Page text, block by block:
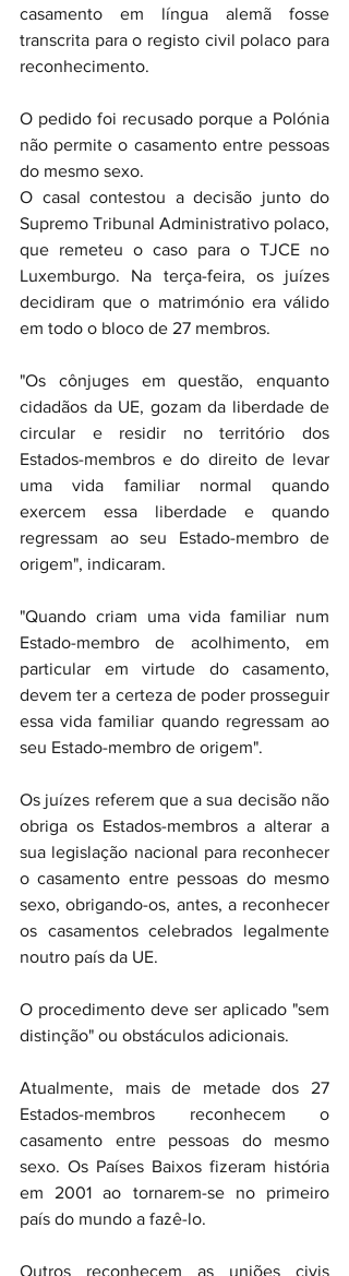
casamento em língua alemã fosse
transcrita para o registo civil polaco para
reconhecimento.
O pedido foi recusado porque a Polónia
não permite o casamento entre pessoas
do mesmo sexo.
O casal contestou a decisão junto do
Supremo Tribunal Administrativo polaco,
que remeteu o caso para o TJCE no
Luxemburgo. Na terça-feira, os juízes
decidiram que o matrimónio era válido
em todo o bloco de 27 membros.
"Os cônjuges em questão, enquanto
cidadãos da UE, gozam da liberdade de
circular e residir no território dos
Estados-membros e do direito de levar
uma vida familiar normal quando
exercem essa liberdade e quando
regressam ao seu Estado-membro de
origem", indicaram.
"Quando criam uma vida familiar num
Estado-membro de acolhimento, em
particular em virtude do casamento,
devem ter a certeza de poder prosseguir
essa vida familiar quando regressam ao
seu Estado-membro de origem".
Os juízes referem que a sua decisão não
obriga os Estados-membros a alterar a
sua legislação nacional para reconhecer
o casamento entre pessoas do mesmo
sexo, obrigando-os, antes, a reconhecer
os casamentos celebrados legalmente
noutro país da UE.
O procedimento deve ser aplicado "sem
distinção" ou obstáculos adicionais.
Atualmente, mais de metade dos 27
Estados-membros reconhecem o
casamento entre pessoas do mesmo
sexo. Os Países Baixos fizeram história
em 2001 ao tornarem-se no primeiro
país do mundo a fazê-lo.
Outros reconhecem as uniões civis